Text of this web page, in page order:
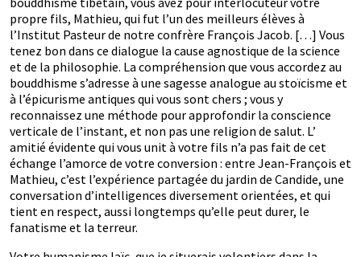
propre fils, Mathieu, qui fut l’un des meilleurs élèves à
l’Institut Pasteur de notre confrère François Jacob. […] Vous
tenez bon dans ce dialogue la cause agnostique de la science
et de la philosophie. La compréhension que vous accordez au
bouddhisme s’adresse à une sagesse analogue au stoïcisme et
à l’épicurisme antiques qui vous sont chers ; vous y
reconnaissez une méthode pour approfondir la conscience
verticale de l’instant, et non pas une religion de salut. L’
amitié évidente qui vous unit à votre fils n’a pas fait de cet
échange l’amorce de votre conversion : entre Jean-François et
Mathieu, c’est l’expérience partagée du jardin de Candide, une
conversation d’intelligences diversement orientées, et qui
tient en respect, aussi longtemps qu’elle peut durer, le
fanatisme et la terreur.